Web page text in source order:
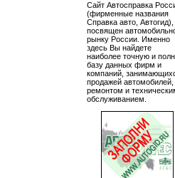
Сайт Автосправка
(фирменные названия
Справка авто, Автогид),
посвящен
рынку России. Именно
здесь Вы найдете
наиболее точную и
базу данных фирм и
компаний,
продажей автомобилей,
ремонтом и
обслуживанием.